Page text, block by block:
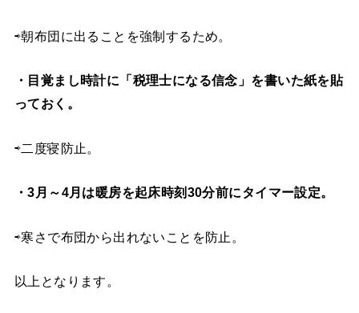
⇨朝布団に出ることを強制するため。
・目覚まし時計に「税理士になる信念」を書いた紙を貼
っておく。
⇨二度寝防止。
・3月～4月は暖房を起床時刻30分前にタイマー設定。
⇨寒さで布団から出れないことを防止。
以上となります。